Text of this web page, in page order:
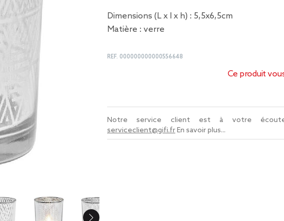
Dimensions (L x l x h) : 5,5x6,5cm
Matière : verre
REF. 000000000000556648
Ce produit
Notre service client est à votre
serviceclient@gifi.frEn savoir plus...